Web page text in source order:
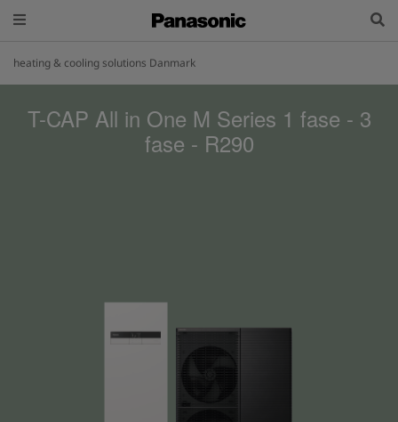
heating & cooling solutions Danmark
T-CAP All in One M Series 1 fase - 3
fase - R290